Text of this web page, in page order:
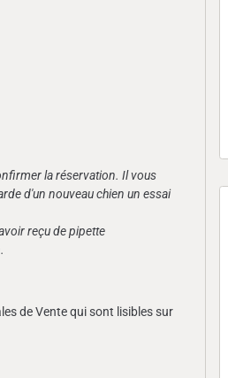
la réservation. Il vous
d'un nouveau chien un essai
reçu de pipette
de Vente qui sont lisibles sur